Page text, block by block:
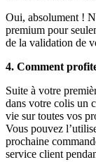
Oui, absolument !
premium pour
de la validation de
4. Comment
Suite à votre
dans votre colis un
vie sur toutes vos
Vous pouvez
prochaine
service client